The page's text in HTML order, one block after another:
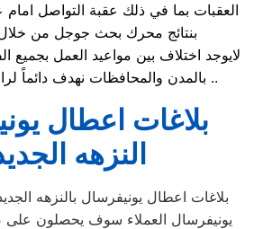
العقبات بما في ذلك عقبة التواصل امام
بنتائج محرك بحث جوجل من
لايوجد اختلاف بين مواعيد العمل بجميع
بالمدن والمحافظات نهدف دائماً لراحة عملائنا ..
بلاغات اعطال
النزهه
بلاغات اعطال يونيفرسال بالنزهه
يونيفرسال العملاء سوف يحصلون على